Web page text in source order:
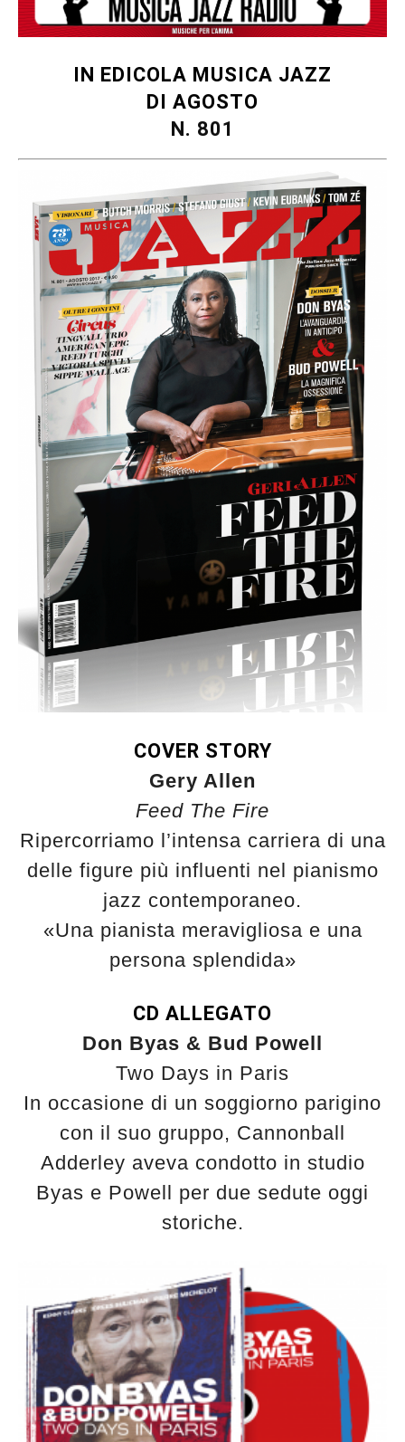
Musica Jazz di luglio 2026 è in
edicola
IN EDICOLA MUSICA JAZZ
DI AGOSTO
N. 801
COVER STORY
Gery Allen
Feed The Fire
Ripercorriamo l’intensa carriera di una
delle figure più influenti nel pianismo
jazz contemporaneo.
«Una pianista meravigliosa e una
persona splendida»
CD ALLEGATO
Don Byas & Bud Powell
Two Days in Paris
In occasione di un soggiorno parigino
con il suo gruppo, Cannonball
Adderley aveva condotto in studio
Byas e Powell per due sedute oggi
storiche.